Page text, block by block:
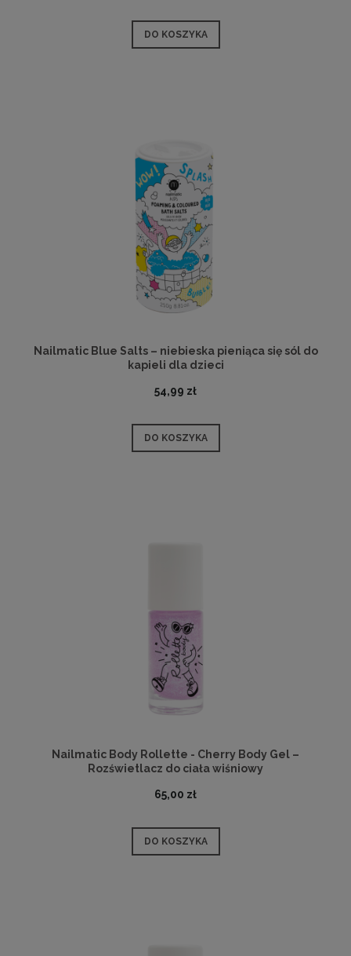
DO KOSZYKA
Nailmatic Blue Salts – niebieska pieniąca się sól do
kapieli dla dzieci
54,99 zł
DO KOSZYKA
Nailmatic Body Rollette - Cherry Body Gel –
Rozświetlacz do ciała wiśniowy
65,00 zł
DO KOSZYKA